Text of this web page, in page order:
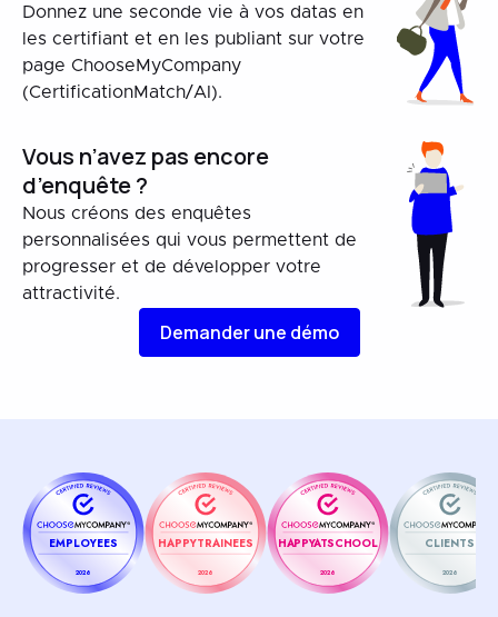
Donnez une seconde vie à vos datas en
les certifiant et en les publiant sur votre
page ChooseMyCompany
(CertificationMatch/AI).
Vous n’avez pas encore
d’enquête ?
Nous créons des enquêtes
personnalisées qui vous permettent de
progresser et de développer votre
attractivité.
Demander une démo
EMPLOYEES
2026
HAPPYTRAINEES
2026
HAPPYATSCHOOL
2026
CLIENTS
2026